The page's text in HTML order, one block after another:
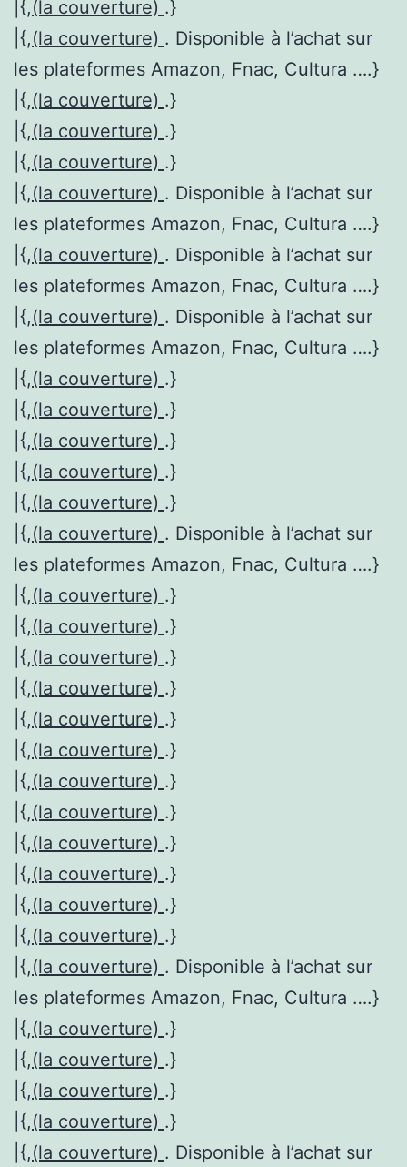
|{,(la couverture) .}
|{,(la couverture) . Disponible à l’achat sur
les plateformes Amazon, Fnac, Cultura ….}
|{,(la couverture) .}
|{,(la couverture) .}
|{,(la couverture) .}
|{,(la couverture) . Disponible à l’achat sur
les plateformes Amazon, Fnac, Cultura ….}
|{,(la couverture) . Disponible à l’achat sur
les plateformes Amazon, Fnac, Cultura ….}
|{,(la couverture) . Disponible à l’achat sur
les plateformes Amazon, Fnac, Cultura ….}
|{,(la couverture) .}
|{,(la couverture) .}
|{,(la couverture) .}
|{,(la couverture) .}
|{,(la couverture) .}
|{,(la couverture) . Disponible à l’achat sur
les plateformes Amazon, Fnac, Cultura ….}
|{,(la couverture) .}
|{,(la couverture) .}
|{,(la couverture) .}
|{,(la couverture) .}
|{,(la couverture) .}
|{,(la couverture) .}
|{,(la couverture) .}
|{,(la couverture) .}
|{,(la couverture) .}
|{,(la couverture) .}
|{,(la couverture) .}
|{,(la couverture) .}
|{,(la couverture) . Disponible à l’achat sur
les plateformes Amazon, Fnac, Cultura ….}
|{,(la couverture) .}
|{,(la couverture) .}
|{,(la couverture) .}
|{,(la couverture) .}
|{,(la couverture) . Disponible à l’achat sur